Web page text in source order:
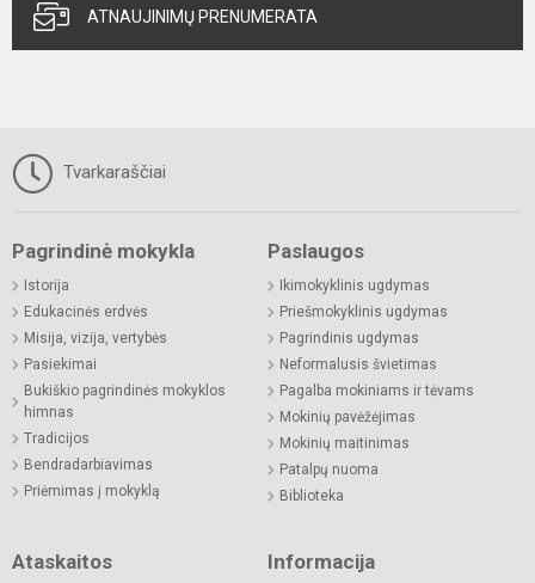
ATNAUJINIMŲ PRENUMERATA
Tvarkaraščiai
Pagrindinė mokykla
Istorija
Edukacinės erdvės
Misija, vizija, vertybės
Pasiekimai
Bukiškio pagrindinės mokyklos
himnas
Tradicijos
Bendradarbiavimas
Priėmimas į mokyklą
Paslaugos
Ikimokyklinis ugdymas
Priešmokyklinis ugdymas
Pagrindinis ugdymas
Neformalusis švietimas
Pagalba mokiniams ir tėvams
Mokinių pavėžėjimas
Mokinių maitinimas
Patalpų nuoma
Biblioteka
Ataskaitos Informacija